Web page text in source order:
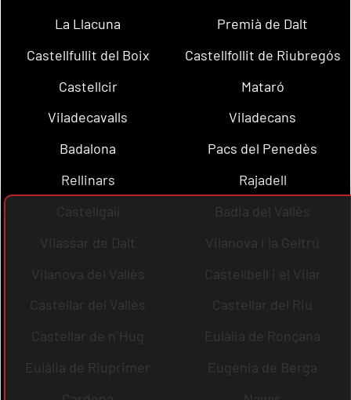
La Llacuna
Premià de Dalt
Castellfullit del Boix
Castellfollit de Riubregós
Castellcir
Mataró
Viladecavalls
Viladecans
Badalona
Pacs del Penedès
Rellinars
Rajadell
Castellgalí
Badia del Vallès
Vilassar de Dalt
Vilanova i la Geltrú
Vilanova del Vallès
Castellbell i el Vilar
Castellar del Vallès
Castellar del Riu
Castellar de n´Hug
Eulàlia de Ronçana
Eulàlia de Riuprimer
Eugènia de Berga